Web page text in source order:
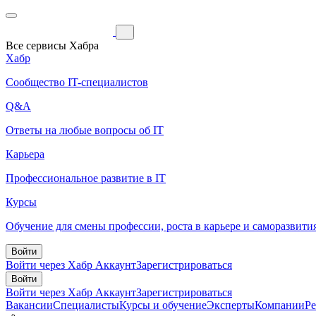
Все сервисы Хабра
Хабр
Сообщество IT-специалистов
Q&A
Ответы на любые вопросы об IT
Карьера
Профессиональное развитие в IT
Курсы
Обучение для смены профессии, роста в карьере и
Войти
Войти через Хабр АккаунтЗарегистрироваться
Войти
Войти через Хабр АккаунтЗарегистрироваться
ВакансииСпециалистыКурсы и обучениеЭкспертыКомпании